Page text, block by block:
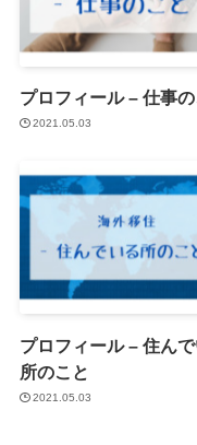
プロフィール – 仕事
2021.05.03
プロフィール – 住ん
所のこと
2021.05.03